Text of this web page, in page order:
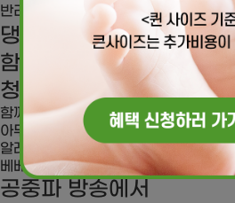
반려동물 케어
댕댕이, 댕냥이와
함께하는 행복한 우리집
청결하고 깨끗하게 관리
함께하고 있는 댕댕이, 댕냥이!
아무리 제거해도 사라지지 않는 반려동
알레르기의 주원인이기도 합니다.
베베크린 시스템을 통해 완벽히 케어하
공중파 방송에서